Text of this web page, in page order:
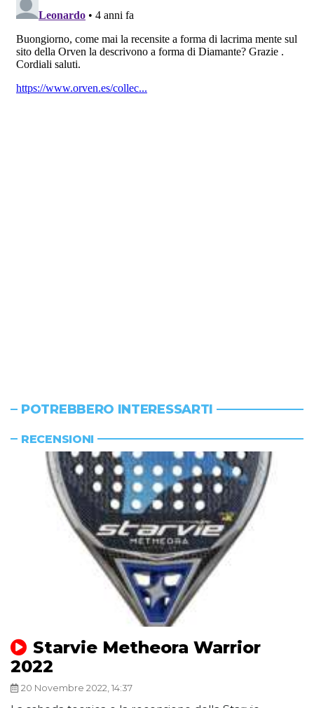
POTREBBERO INTERESSARTI
RECENSIONI
Starvie Metheora Warrior
2022
20 Novembre 2022, 14:37